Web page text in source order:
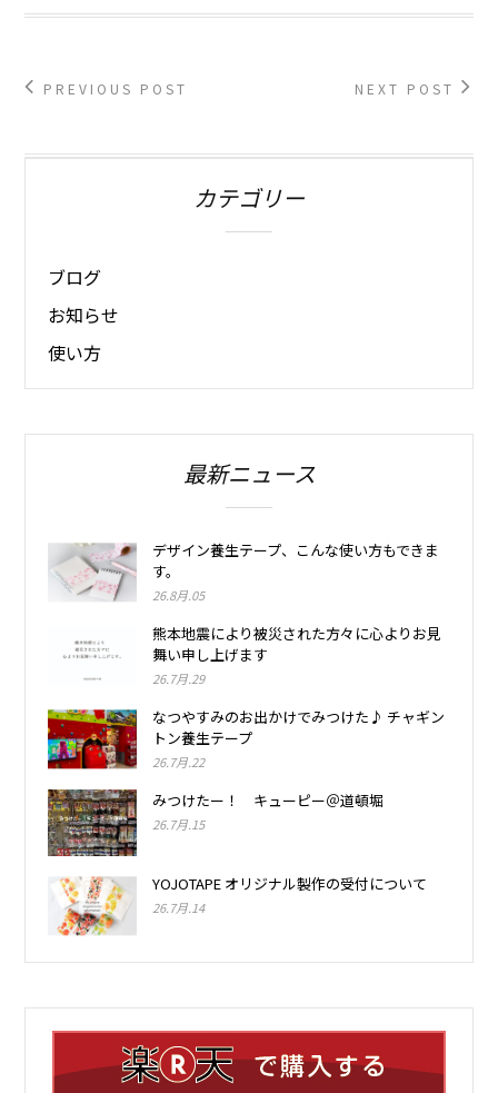
PREVIOUS POST NEXT POST
カテゴリー
ブログ
お知らせ
使い方
最新ニュース
デザイン養生テープ、こんな使い方もできま
す。
26.8月.05
熊本地震により被災された方々に心よりお見
舞い申し上げます
26.7月.29
なつやすみのお出かけでみつけた♪ チャギン
トン養生テープ
26.7月.22
みつけたー！ キューピー＠道頓堀
26.7月.15
YOJOTAPE オリジナル製作の受付について
26.7月.14